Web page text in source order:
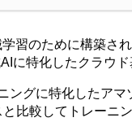
習のために構築さ
に特化したクラウ
グに特化したアマ
比較してトレーニ